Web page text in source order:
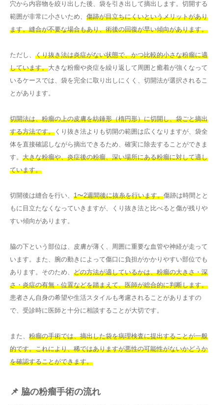
穴から内容物を絞り出した後、袋を引き出して摘出します。切開する
範囲が非常に小さいため、 傷跡が目立ちにくいというメリットがあり
ます。縫合が不要な場合もあり、術後の回復が早い傾向があります。
ただし、 くり抜き法は炎症がない状態で、かつ比較的小さな粉瘤に適
しています。大きな粉瘤や炎症を繰り返して周囲と癒着が強くなって
いるケースでは、袋を完全に取り出しにくく、切開法が選択されるこ
とがあります。
切開法は、粉瘤の上の皮膚を紡錘形（楕円形）に切開し、袋ごと摘出
する方法です。 くり抜き法よりも切開の範囲は広くなりますが、袋全
体を直接確認しながら摘出できるため、確実に除去することができま
す。 大きな粉瘤や、炎症後の粉瘤、深い場所にある粉瘤に対して適し
ています。
切開後は縫合を行い、 1〜2週間後に抜糸を行います。傷跡は時間とと
もに目立たなくなっていきますが、くり抜き法と比べると傷が残りや
すい傾向があります。
脇の下という部位は、皮膚が薄く、周囲に重要な血管や神経が走って
います。また、腕の動きによって傷口に負担がかかりやすい部位でも
あります。そのため、 どの方法が適しているかは、粉瘤の大きさ・深
さ・炎症の有無・位置などを踏まえて、医師が総合的に判断します。
患者さん自身の希望や生活スタイルも考慮されることがありますの
で、受診時に医師と十分に相談することが大切です。
また、 粉瘤の手術では、摘出した袋を病理検査に提出することが一般
的です。これにより、稀ではありますが悪性の可能性がないかどうか
を確認することができます。
📌 脇の粉瘤手術の流れ